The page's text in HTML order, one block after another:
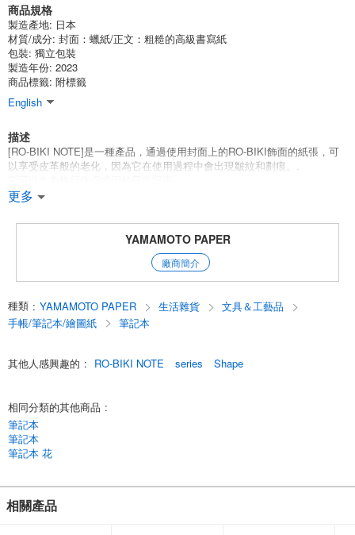
商品規格
製造產地: 日本
材質/成分: 封面：蠟紙/正文：粗糙的高級書寫紙
包裝: 獨立包裝
製造年份: 2023
商品標籤: 附標籤
English
描述
[RO-BIKI NOTE]是一種產品，通過使用封面上的RO-BIKI飾面的紙張，可
以享受皮革般的老化，因為它在使用過程中會出現皺紋和劃痕。.
印刷對比表達。
通過大膽地在底座上創造白色和非白色區域，並在印刷後應用打蠟工藝，
透明和非透明的區域被創作，創造了一個美麗的對比。
60頁
文本：5毫米點狀粗糙高級書寫紙
裝訂：用膠水裝訂的線
更多
YAMAMOTO PAPER
廠商簡介
種類 : YAMAMOTO PAPER 生活雜貨
文具＆工藝品
手帳/筆記本/繪圖紙
筆記本
其他人感興趣的 : RO-BIKI NOTE series Shape
相同分類的其他商品 :
筆記本
筆記本
筆記本 花
相關產品